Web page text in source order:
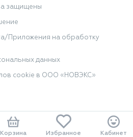
защищены
Приложения на обработку
данных
cookie в ООО «НОВЭКС»
Корзина Избранное Кабинет